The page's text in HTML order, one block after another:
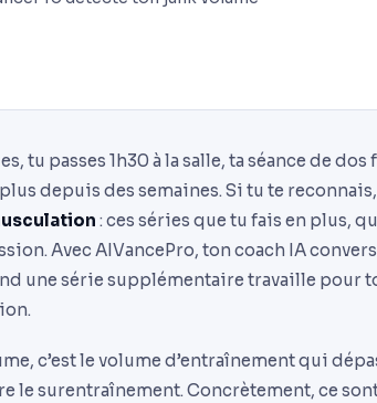
tu passes 1h30 à la salle, ta séance de
depuis des semaines. Si tu te
: ces séries que tu fais en plus,
Avec AIVancePro, ton coach IA
une série supplémentaire travaille pour
c’est le volume d’entraînement qui
le surentraînement. Concrètement, ce